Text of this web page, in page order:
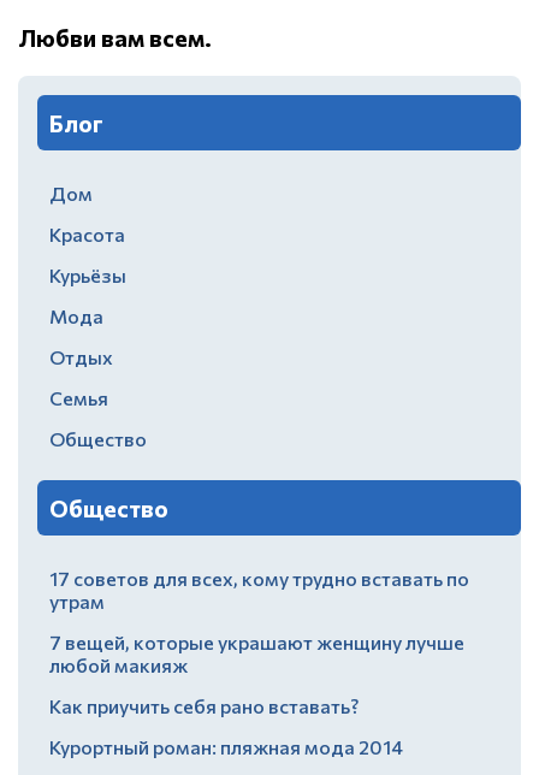
Любви вам всем.
Блог
Дом
Красота
Курьёзы
Мода
Отдых
Семья
Общество
Общество
17 советов для всех, кому трудно вставать по
утрам
7 вещей, которые украшают женщину лучше
любой макияж
Как приучить себя рано вставать?
Курортный роман: пляжная мода 2014